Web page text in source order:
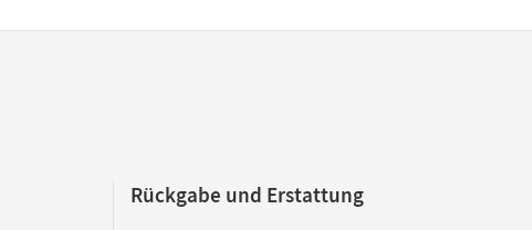
Rückgabe und Erstattung